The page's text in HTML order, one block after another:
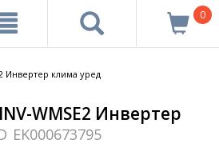
0
Инвертер клима уред
WMSE2 Инвертер
EK000673795